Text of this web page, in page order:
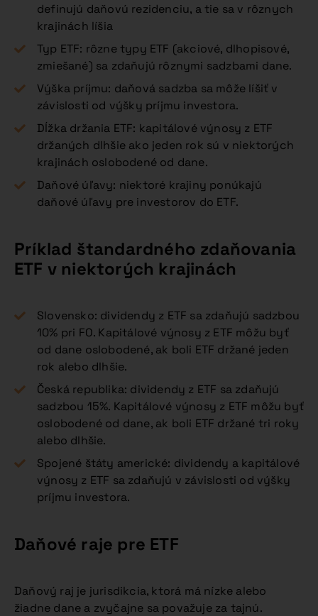
definujú daňovú rezidenciu, a tie sa v rôznych
krajinách líšia
Typ ETF: rôzne typy ETF (akciové, dlhopisové,
zmiešané) sa zdaňujú rôznymi sadzbami dane.
Výška príjmu: daňová sadzba sa môže líšiť v
závislosti od výšky príjmu investora.
Dĺžka držania ETF: kapitálové výnosy z ETF
držaných dlhšie ako jeden rok sú v niektorých
krajinách oslobodené od dane.
Daňové úľavy: niektoré krajiny ponúkajú
daňové úľavy pre investorov do ETF.
Príklad štandardného zdaňovania
ETF v niektorých krajinách
Slovensko: dividendy z ETF sa zdaňujú sadzbou
10% pri FO. Kapitálové výnosy z ETF môžu byť
od dane oslobodené, ak boli ETF držané jeden
rok alebo dlhšie.
Česká republika: dividendy z ETF sa zdaňujú
sadzbou 15%. Kapitálové výnosy z ETF môžu byť
oslobodené od dane, ak boli ETF držané tri roky
alebo dlhšie.
Spojené štáty americké: dividendy a kapitálové
výnosy z ETF sa zdaňujú v závislosti od výšky
príjmu investora.
Daňové raje pre ETF
Daňový raj je jurisdikcia, ktorá má nízke alebo
žiadne dane a zvyčajne sa považuje za tajnú.